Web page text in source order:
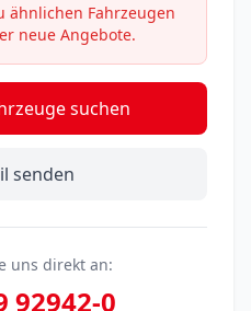
ähnlichen Fahrzeugen
neue Angebote.
suchen
senden
uns direkt an:
92942-0